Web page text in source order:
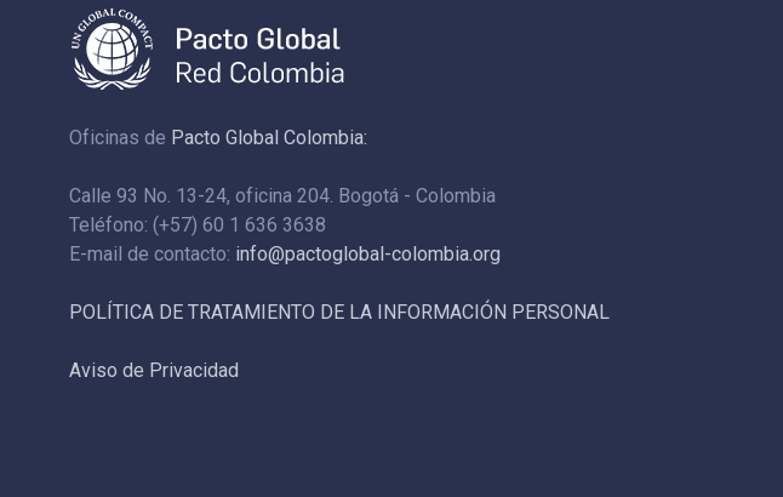
Oficinas de Pacto Global Colombia:
Calle 93 No. 13-24, oficina 204. Bogotá - Colombia
Teléfono: (+57) 60 1 636 3638
E-mail de contacto: info@pactoglobal-colombia.org
POLÍTICA DE TRATAMIENTO DE LA INFORMACIÓN PERSONAL
Aviso de Privacidad